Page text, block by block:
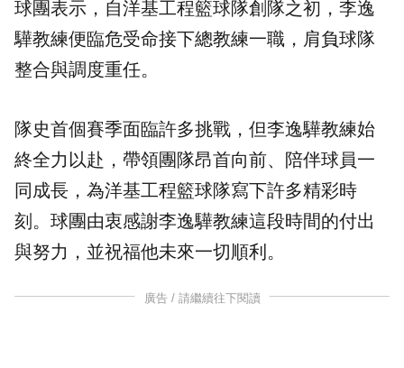
球團表示，自洋基工程籃球隊創隊之初，李逸
驊教練便臨危受命接下總教練一職，肩負球隊
整合與調度重任。
隊史首個賽季面臨許多挑戰，但李逸驊教練始
終全力以赴，帶領團隊昂首向前、陪伴球員一
同成長，為洋基工程籃球隊寫下許多精彩時
刻。球團由衷感謝李逸驊教練這段時間的付出
與努力，並祝福他未來一切順利。
廣告 / 請繼續往下閱讀